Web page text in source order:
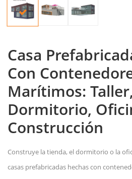
Casa
Con
Marítimos: Taller,
Dormitorio,
Construcción
Construye la tienda, el dormitorio o la
casas prefabricadas hechas con